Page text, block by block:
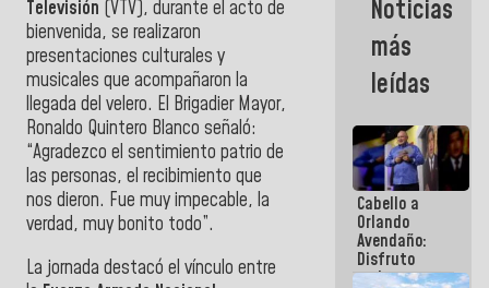
Televisión (VTV), durante el acto de
bienvenida, se realizaron
presentaciones culturales y
musicales que acompañaron la
llegada del velero. El Brigadier Mayor,
Ronaldo Quintero Blanco señaló:
“Agradezco el sentimiento patrio de
las personas, el recibimiento que
nos dieron. Fue muy impecable, la
verdad, muy bonito todo”.
La jornada destacó el vínculo entre
aprobada
por la AN
Noticias
más
leídas
Cabello a
Orlando
Avendaño:
Disfruto
cada vez